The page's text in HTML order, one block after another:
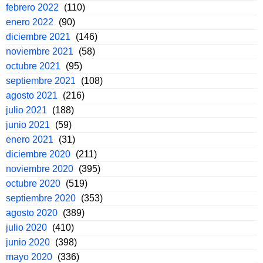
febrero 2022
(110)
enero 2022
(90)
diciembre 2021
(146)
noviembre 2021
(58)
octubre 2021
(95)
septiembre 2021
(108)
agosto 2021
(216)
julio 2021
(188)
junio 2021
(59)
enero 2021
(31)
diciembre 2020 (211)
noviembre 2020 (395)
octubre 2020 (519)
septiembre 2020 (353)
agosto 2020 (389)
julio 2020 (410)
junio 2020 (398)
mayo 2020 (336)